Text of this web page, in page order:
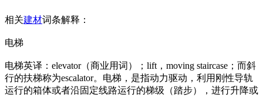
相关建材词条解释：
电梯
电梯英译：elevator（商业用词）；lift，moving staircase；而斜
行的扶梯称为escalator。电梯，是指动力驱动，利用刚性导轨
运行的箱体或者沿固定线路运行的梯级（踏步），进行升降或